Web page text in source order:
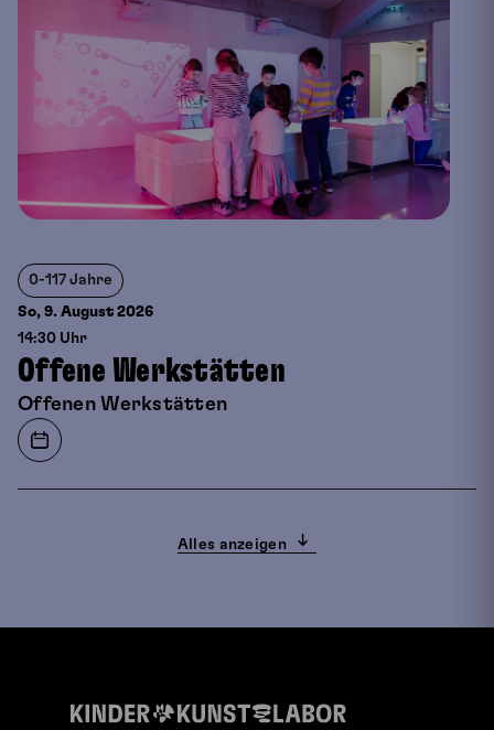
0-117 Jahre
So, 9. August 2026
14:30 Uhr
Offene Werkstätten
Offenen Werkstätten
Alles anzeigen